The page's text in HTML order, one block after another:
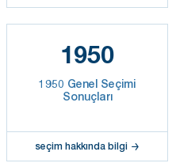
1950
1950 Genel Seçimi
Sonuçları
seçim hakkında bilgi